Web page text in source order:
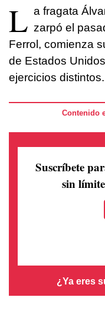
L a fragata
zarpó el
Ferrol, comienza
de Estados
ejercicios distintos.
Contenido
Suscríbete
sin
¿Ya eres